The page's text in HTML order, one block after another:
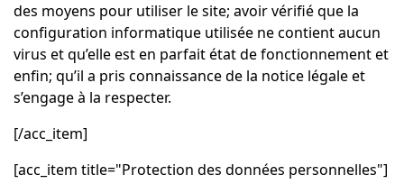
des moyens pour utiliser le site; avoir vérifié que la
configuration informatique utilisée ne contient aucun
virus et qu’elle est en parfait état de fonctionnement et
enfin; qu’il a pris connaissance de la notice légale et
s’engage à la respecter.
[/acc_item]
[acc_item title="Protection des données personnelles"]